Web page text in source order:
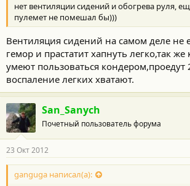
нет вентиляции сидений и обогрева руля,
пулемет не помешал бы)))
Вентиляция сидений на самом деле не
гемор и прастатит хапнуть легко,так
умеют пользоваться кондером,проедут
воспаление легких хватают.
San_Sanych
Почетный пользователь форума
23 Окт 2012
ganguga написал(а):